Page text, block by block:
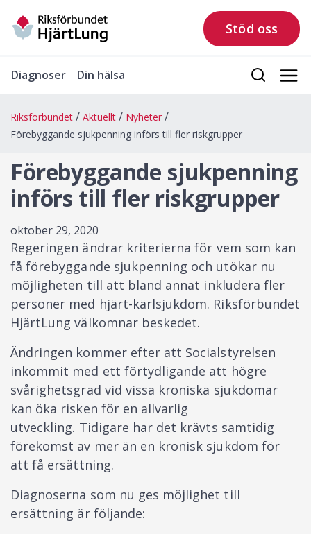
Stöd oss
Diagnoser Din hälsa
Riksförbundet Aktuellt
Nyheter
Förebyggande sjukpenning införs till fler riskgrupper
Förebyggande sjukpenning
införs till fler riskgrupper
oktober 29, 2020
Regeringen ändrar kriterierna för vem som kan
få förebyggande sjukpenning och utökar nu
möjligheten till att bland annat inkludera fler
personer med hjärt-kärlsjukdom. Riksförbundet
HjärtLung välkomnar beskedet.
Ändringen kommer efter att Socialstyrelsen
inkommit med ett förtydligande att högre
svårighetsgrad vid vissa kroniska sjukdomar
kan öka risken för en allvarlig
utveckling. Tidigare har det krävts samtidig
förekomst av mer än en kronisk sjukdom för
att få ersättning.
Diagnoserna som nu ges möjlighet till
ersättning är följande: